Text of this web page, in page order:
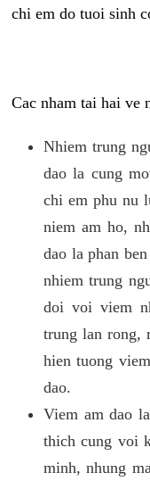
chi em do tuoi sinh
Cac nham tai hai ve
Nhiem trung
dao la cung
chi em phu nu
niem am ho,
dao la phan
nhiem trung
doi voi viem
trung lan rong,
hien tuong
dao.
Viem am dao
thich cung voi
minh, nhung